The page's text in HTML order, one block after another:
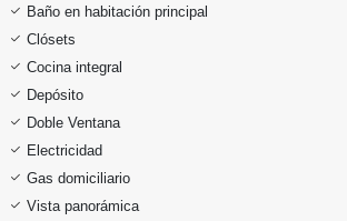
Baño en habitación principal
Clósets
Cocina integral
Depósito
Doble Ventana
Electricidad
Gas domiciliario
Vista panorámica